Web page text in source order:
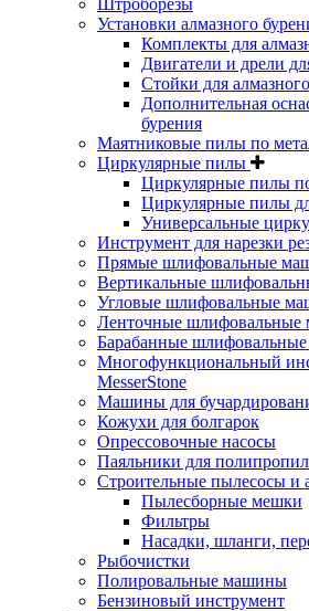
Штроборезы
Установки алмазного
Комплекты для
Двигатели и дрели
Стойки для
Дополнительная
бурения
Маятниковые пилы по
Циркулярные пилы
Циркулярные пилы
Циркулярные пилы
Универсальные
Инструмент для нарезки
Прямые шлифовальные
Вертикальные
Угловые шлифовальные
Ленточные
Барабанные
Многофункциональный
MesserStone
Машины для
Кожухи для болгарок
Опрессовочные насосы
Паяльники для
Строительные пылесосы и
Пылесборные мешки
Фильтры
Насадки, шланги,
Рыбочистки
Полировальные машины
Бензиновый инструмент